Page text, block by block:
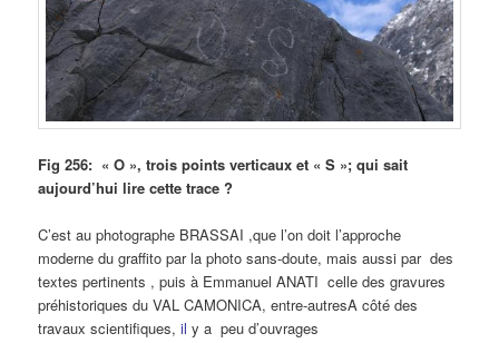
Fig 256: « O », trois points verticaux et « S »; qui sait
aujourd’hui lire cette trace ?
C’est au photographe BRASSAI ,que l’on doit l’approche
moderne du graffito par la photo sans-doute, mais aussi par des
textes pertinents , puis à Emmanuel ANATI celle des gravures
préhistoriques du VAL CAMONICA, entre-autresA côté des
travaux scientifiques,il y a peu d’ouvrages